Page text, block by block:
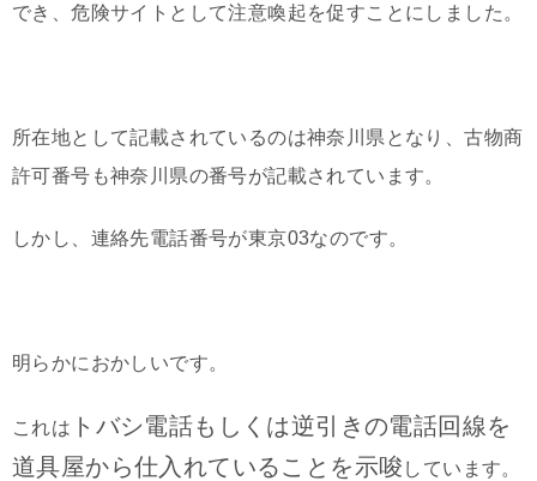
でき、危険サイトとして注意喚起を促すことにしました。
所在地として記載されているのは神奈川県となり、古物商
許可番号も神奈川県の番号が記載されています。
しかし、連絡先電話番号が東京03なのです。
明らかにおかしいです。
これは トバシ電話もしくは逆引きの電話回線を
道具屋から仕入れていることを示唆 しています。